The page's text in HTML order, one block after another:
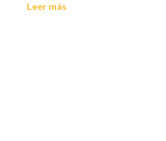
Leer más